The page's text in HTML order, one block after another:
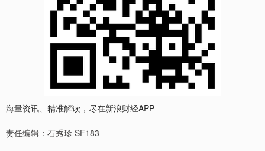
海量资讯、精准解读，尽在新浪财经APP
责任编辑：石秀珍 SF183